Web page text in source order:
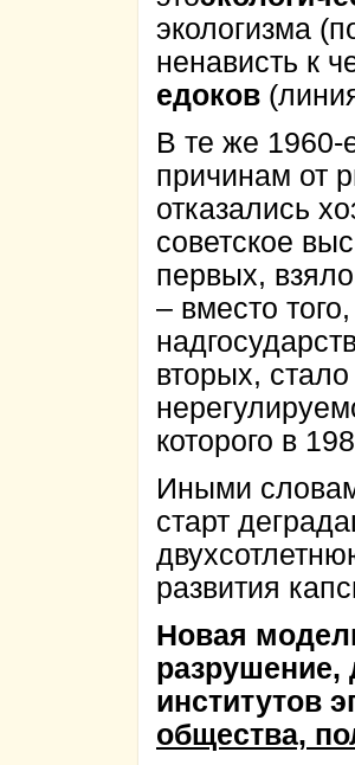
экологизма
ненависть к
едоков
В те же 1960-
причинам от
отказались
советское
первых,
– вместо
вторых,
которого в
Иными
старт
развития
Новая
институтов
общества,